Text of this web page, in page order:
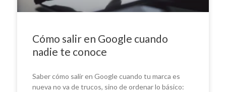
Cómo salir en Google cuando
nadie te conoce
Saber cómo salir en Google cuando tu marca es
nueva no va de trucos, sino de ordenar lo básico: